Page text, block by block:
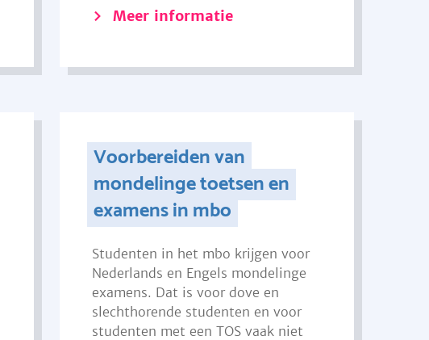
Meer informatie
Voorbereiden van
mondelinge toetsen en
examens in mbo
Studenten in het mbo krijgen voor
Nederlands en Engels mondelinge
examens. Dat is voor dove en
slechthorende studenten en voor
studenten met een TOS vaak niet